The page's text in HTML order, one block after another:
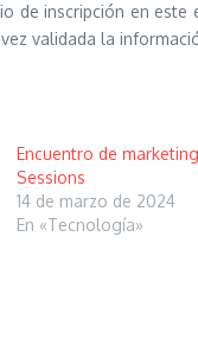
de inscripción en este
validada la
Encuentro de
Sessions
14 de marzo de 2024
En «Tecnología»